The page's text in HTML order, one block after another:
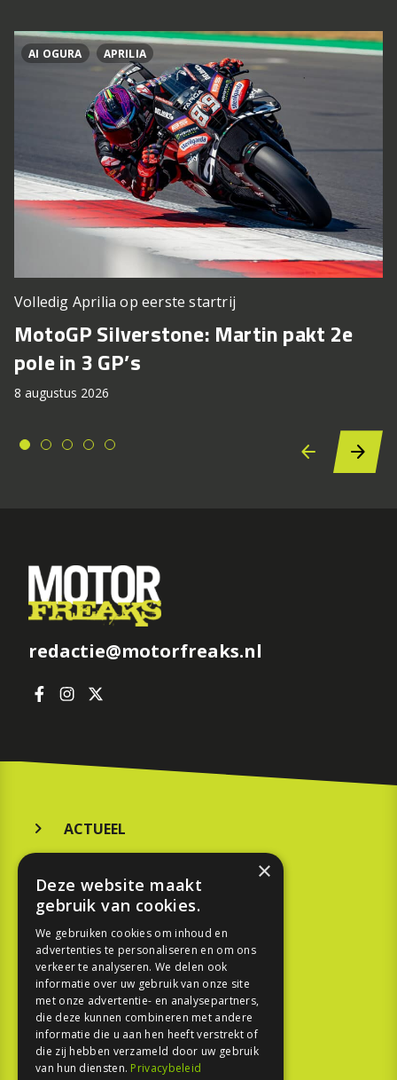
AI OGURA APRILIA
Volledig Aprilia op eerste startrij
MotoGP Silverstone: Martin pakt 2e
pole in 3 GP’s
8 augustus 2026
redactie@motorfreaks.nl
ACTUEEL
KOOPGIDS
TESTEN
SPORT
REPORTAGE
TOUREN
×
Deze website maakt
gebruik van cookies.
We gebruiken cookies om inhoud en
advertenties te personaliseren en om ons
verkeer te analyseren. We delen ook
informatie over uw gebruik van onze site
met onze advertentie- en analysepartners,
die deze kunnen combineren met andere
informatie die u aan hen heeft verstrekt of
die zij hebben verzameld door uw gebruik
van hun diensten. Privacybeleid